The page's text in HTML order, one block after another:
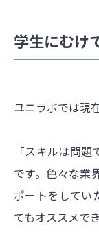
学生にむけ
ユニラボでは現
「スキルは問
です。色々な業
ポートをしてい
てもオススメで